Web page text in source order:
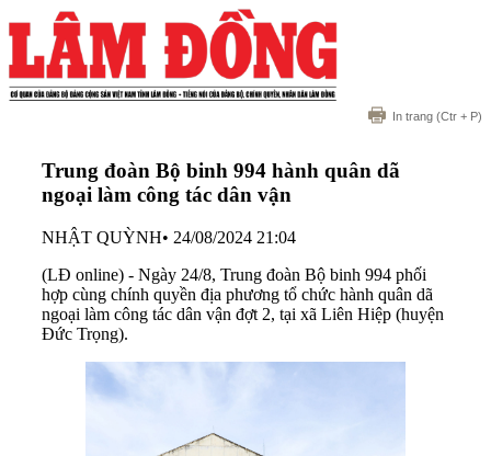
In trang (Ctr + P)
Trung đoàn Bộ binh 994 hành quân dã
ngoại làm công tác dân vận
NHẬT QUỲNH• 24/08/2024 21:04
(LĐ online) - Ngày 24/8, Trung đoàn Bộ binh 994 phối
hợp cùng chính quyền địa phương tổ chức hành quân dã
ngoại làm công tác dân vận đợt 2, tại xã Liên Hiệp (huyện
Đức Trọng).